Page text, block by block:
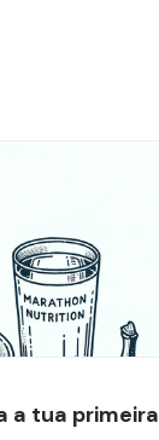
a tua primeira